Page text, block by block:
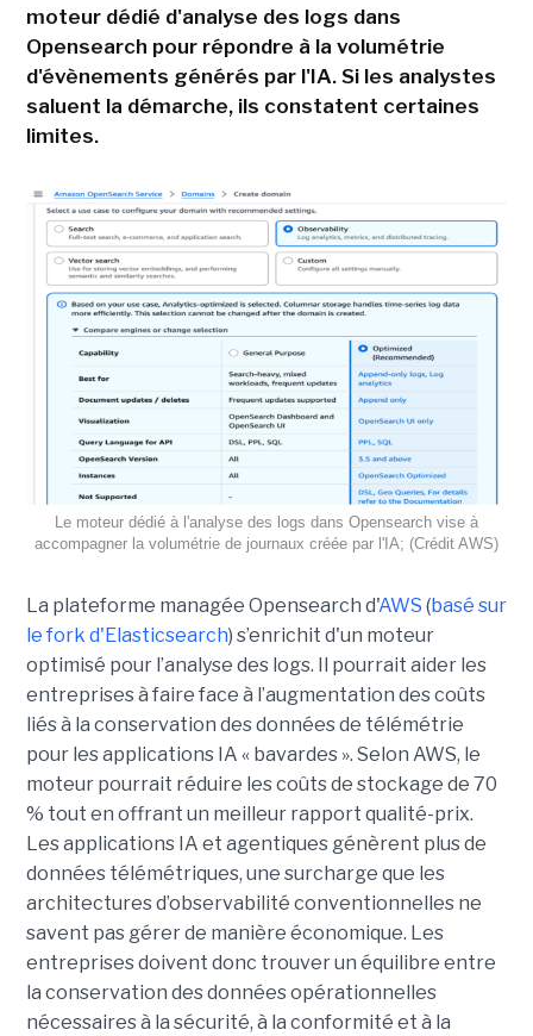
moteur dédié d'analyse des logs dans
Opensearch pour répondre à la volumétrie
d'évènements générés par l'IA. Si les analystes
saluent la démarche, ils constatent certaines
limites.
Le moteur dédié à l'analyse des logs dans Opensearch vise à
accompagner la volumétrie de journaux créée par l'IA; (Crédit AWS)
La plateforme managée Opensearch d'AWS (basé sur
le fork d'Elasticsearch) s’enrichit d'un moteur
optimisé pour l’analyse des logs. Il pourrait aider les
entreprises à faire face à l’augmentation des coûts
liés à la conservation des données de télémétrie
pour les applications IA « bavardes ». Selon AWS, le
moteur pourrait réduire les coûts de stockage de 70
% tout en offrant un meilleur rapport qualité-prix.
Les applications IA et agentiques génèrent plus de
données télémétriques, une surcharge que les
architectures d’observabilité conventionnelles ne
savent pas gérer de manière économique. Les
entreprises doivent donc trouver un équilibre entre
la conservation des données opérationnelles
nécessaires à la sécurité, à la conformité et à la